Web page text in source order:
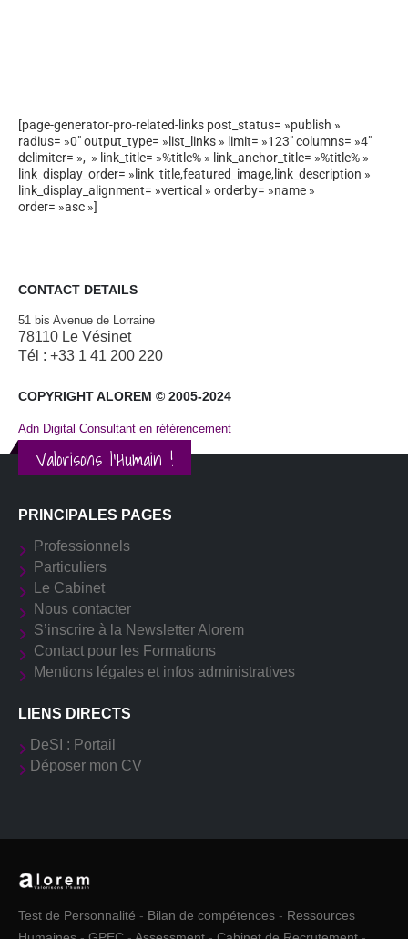
[page-generator-pro-related-links post_status= »publish »
radius= »0″ output_type= »list_links » limit= »123″ columns= »4″
delimiter= », » link_title= »%title% » link_anchor_title= »%title% »
link_display_order= »link_title,featured_image,link_description »
link_display_alignment= »vertical » orderby= »name »
order= »asc »]
CONTACT DETAILS
51 bis Avenue de Lorraine
78110 Le Vésinet
Tél : +33 1 41 200 220
COPYRIGHT ALOREM © 2005-2024
Adn Digital Consultant en référencement
Valorisons l'Humain !
PRINCIPALES PAGES
Professionnels
Particuliers
Le Cabinet
Nous contacter
S’inscrire à la Newsletter Alorem
Contact pour les Formations
Mentions légales et infos administratives
LIENS DIRECTS
DeSI : Portail
Déposer mon CV
Test de Personnalité - Bilan de compétences - Ressources